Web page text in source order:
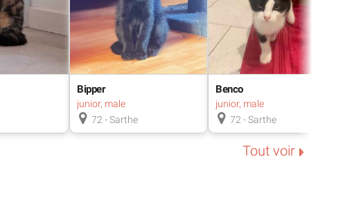
Bipper
junior, male
72 - Sarthe
Benco
junior, male
72 - Sarthe
Tout voir